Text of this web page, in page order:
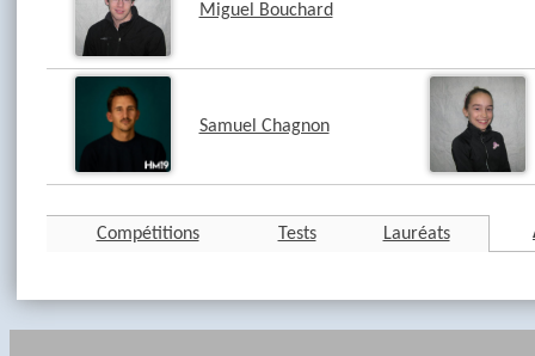
Miguel Bouchard
Samuel Chagnon
Compétitions Tests Lauréats